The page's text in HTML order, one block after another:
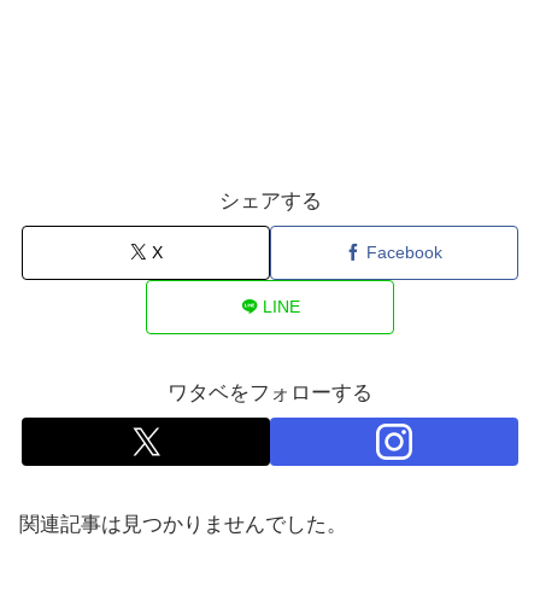
シェアする
X Facebook
LINE
ワタベをフォローする
関連記事は見つかりませんでした。